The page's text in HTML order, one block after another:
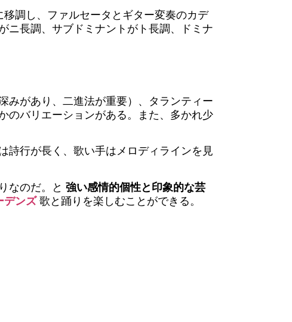
調し、ファルセータとギター変奏のカデ
ニ長調、サブドミナントがト長調、ドミナ
みがあり、二進法が重要）、タランティー
のバリエーションがある。また、多かれ少
詩行が長く、歌い手はメロディラインを見
なのだ。と 強い感情的個性と印象的な芸
デンズ歌と踊りを楽しむことができる。